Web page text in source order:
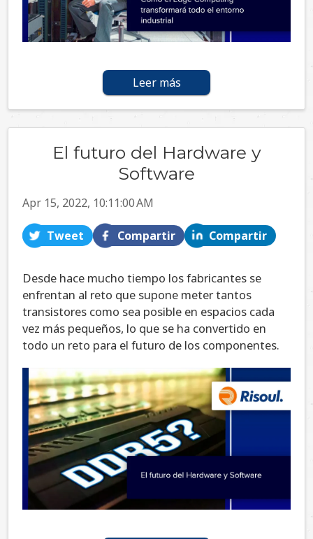
Leer más
El futuro del Hardware y
Software
Apr 15, 2022, 10:11:00 AM
Tweet Compartir Compartir
Desde hace mucho tiempo los fabricantes se
enfrentan al reto que supone meter tantos
transistores como sea posible en espacios cada
vez más pequeños, lo que se ha convertido en
todo un reto para el futuro de los componentes.